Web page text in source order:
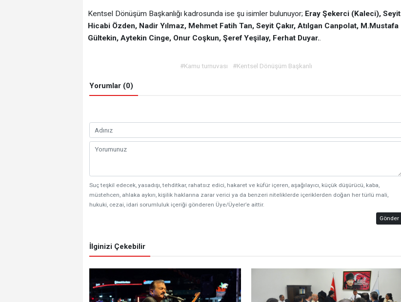
Kentsel Dönüşüm Başkanlığı kadrosunda ise şu isimler bulunuyor; Eray Şekerci (Kaleci), Seyit
Hicabi Özden, Nadir Yılmaz, Mehmet Fatih Tan, Seyit Çakır, Atılgan Canpolat, M.Mustafa
Gültekin, Aytekin Cinge, Onur Coşkun, Şeref Yeşilay, Ferhat Duyar..
#Kamu turnuvası #Kentsel Dönüşüm Başkanlı
Yorumlar (0)
Suç teşkil edecek, yasadışı, tehditkar, rahatsız edici, hakaret ve küfür içeren, aşağılayıcı, küçük düşürücü, kaba,
müstehcen, ahlaka aykırı, kişilik haklarına zarar verici ya da benzeri niteliklerde içeriklerden doğan her türlü mali,
hukuki, cezai, idari sorumluluk içeriği gönderen Üye/Üyeler’e aittir.
Gönder
İlginizi Çekebilir